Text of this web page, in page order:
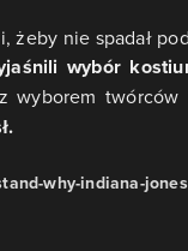
żeby nie spadał
wybór
wyborem
why-indiana-